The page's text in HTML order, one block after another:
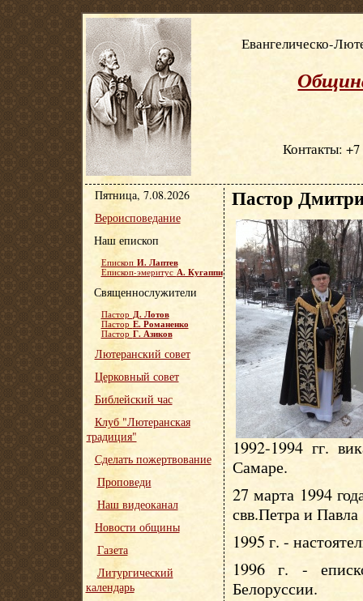
Евангелическо-
Контакты: +7
Пастор
1992-1994 гг.
Самаре.
27 марта 1994
свв.Петра и
1995 г. -
1996 г. -
Белоруссии.
Пятница, 7.08.2026
Вероисповедание
Наш епископ
Епископ И. Лаптев
Епископ-эмеритус А. Кугаппи
Священнослужители
Пастор Д. Лотов
Пастор Е. Романенко
Пастор Г. Азиков
Лютеранский совет
Церковный совет
Библейский час
Клуб "Лютеранская
традиция"
Сделать пожертвование
Проповеди
Наш видеоканал
Новости общины
Газета
Литургический
календарь